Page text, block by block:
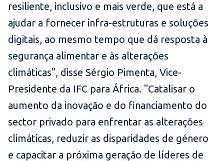
resiliente, inclusivo e mais verde, que está a
ajudar a fornecer infra-estruturas e soluções
digitais, ao mesmo tempo que dá resposta à
segurança alimentar e às alterações
climáticas", disse Sérgio Pimenta, Vice-
Presidente da IFC para África. "Catalisar o
aumento da inovação e do financiamento do
sector privado para enfrentar as alterações
climáticas, reduzir as disparidades de género
e capacitar a próxima geração de líderes de